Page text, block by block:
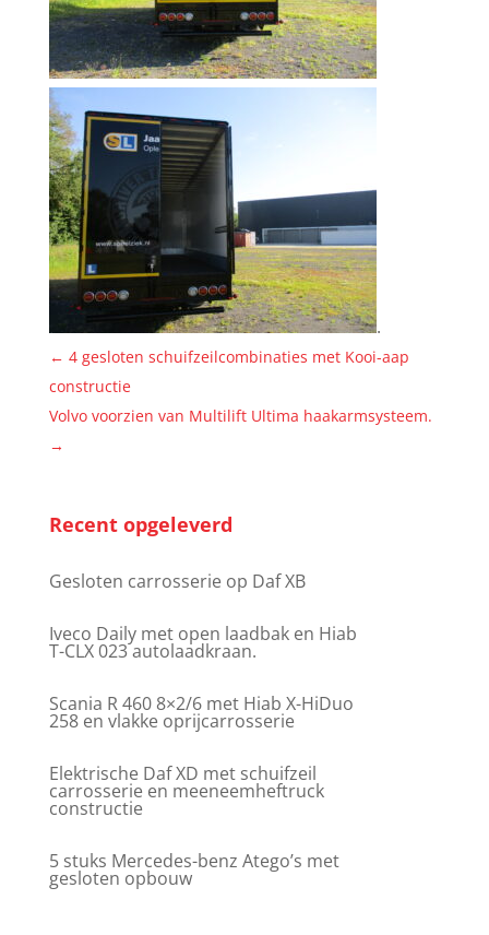
.
← 4 gesloten schuifzeilcombinaties met Kooi-aap
constructie
Volvo voorzien van Multilift Ultima haakarmsysteem.
→
Recent opgeleverd
Gesloten carrosserie op Daf XB
Iveco Daily met open laadbak en Hiab
T-CLX 023 autolaadkraan.
Scania R 460 8×2/6 met Hiab X-HiDuo
258 en vlakke oprijcarrosserie
Elektrische Daf XD met schuifzeil
carrosserie en meeneemheftruck
constructie
5 stuks Mercedes-benz Atego’s met
gesloten opbouw